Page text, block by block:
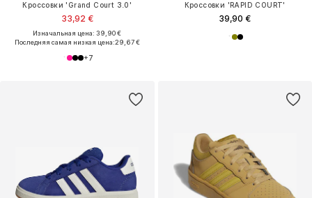
Кроссовки 'Grand Court 3.0'
33,92 €
Изначальная цена: 39,90 €
Последняя самая низкая цена:29,67 €
+7
Кроссовки 'RAPID COURT'
39,90 €